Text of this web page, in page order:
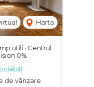
Harta
utili · Centrul
0%
de vânzare